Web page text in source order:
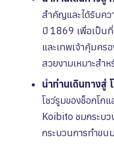
สำคัญและได้รับค
ปี 1869 เพื่อเป็นที่
และเทพเจ้าคุ้มคร
สวยงามเหมาะสำ
นำท่านเดินทางสู่
โชว์รูมของช็อกโก
Koibito ชมกระบว
กระบวนการทำขน